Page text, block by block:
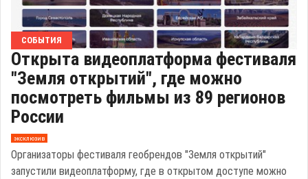
СОБЫТИЯ
Открыта видеоплатформа фестиваля
"Земля открытий", где можно
посмотреть фильмы из 89 регионов
России
эксклюзив
Организаторы фестиваля геобрендов "Земля открытий"
запустили видеоплатформу, где в открытом доступе можно